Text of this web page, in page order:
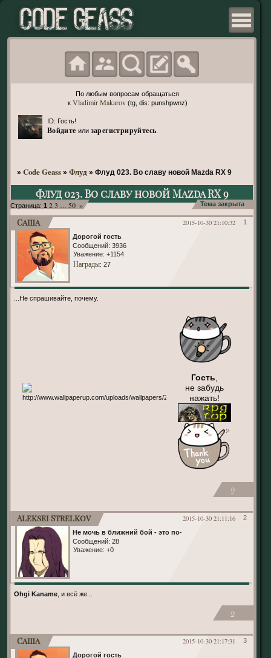
По любым вопросам обращаться
к Vladimir Makarov(tg, dis: punshpwnz)
ID: Гость!
Войдите или зарегистрируйтесь
» Code Geass » Флуд » Флуд 023. Во славу новой Mazda RX 9
Флуд 023. Во славу новой Mazda RX 9
Страница: 1 2 3 50 » Тема закрыта
1
2015-10-30 21:10:32
Саша
Дорогой гость
Сообщений: 3936
Уважение: +1154
Награды: 27
...Не спрашивайте, почему.
Гость,
не забудь
нажать!
0
2
2015-10-30 21:11:16
Aleksei Strelkov
Не мочь в ближний бой - это по-нашему!
Сообщений: 28
Уважение: +0
Ohgi Kaname , и всё же...
0
3
2015-10-30 21:17:31
Саша
Дорогой гость